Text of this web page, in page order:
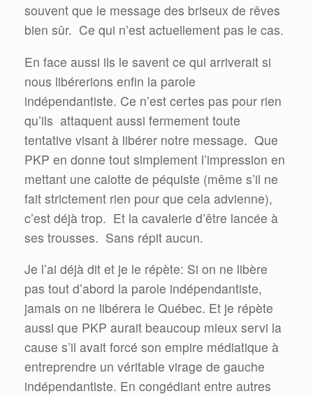
souvent que le message des briseux de rêves
bien sûr. Ce qui n’est actuellement pas le cas.
En face aussi ils le savent ce qui arriverait si
nous libérerions enfin la parole
indépendantiste. Ce n’est certes pas pour rien
qu’ils attaquent aussi fermement toute
tentative visant à libérer notre message. Que
PKP en donne tout simplement l’impression en
mettant une calotte de péquiste (même s’il ne
fait strictement rien pour que cela advienne),
c’est déjà trop. Et la cavalerie d’être lancée à
ses trousses. Sans répit aucun.
Je l’ai déjà dit et je le répète: Si on ne libère
pas tout d’abord la parole indépendantiste,
jamais on ne libérera le Québec. Et je répète
aussi que PKP aurait beaucoup mieux servi la
cause s’il avait forcé son empire médiatique à
entreprendre un véritable virage de gauche
indépendantiste. En congédiant entre autres